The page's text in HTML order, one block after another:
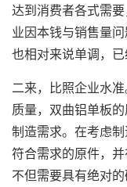
达到消费者各式需
业因本钱与销售量
也相对来说单调，
二来，比照企业水
质量， 双曲铝单板
制造需求。在考虑
符合需求的原件，
不但需要具有绝对